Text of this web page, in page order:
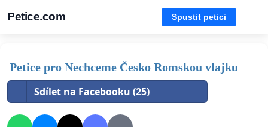
Petice.com Spustit petici
Petice pro Nechceme Česko Romskou vlajku
Sdílet na Facebooku (25)